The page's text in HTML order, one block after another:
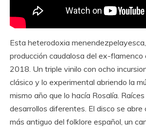
Esta heterodoxia
producción caudalosa del ex-flamenco
2018. Un triple vinilo con ocho
clásico y lo experimental abriendo la
mismo año que lo hacía Rosalía. Raíces
desarrollos diferentes. El disco se abre
más antiguo del folklore español, un